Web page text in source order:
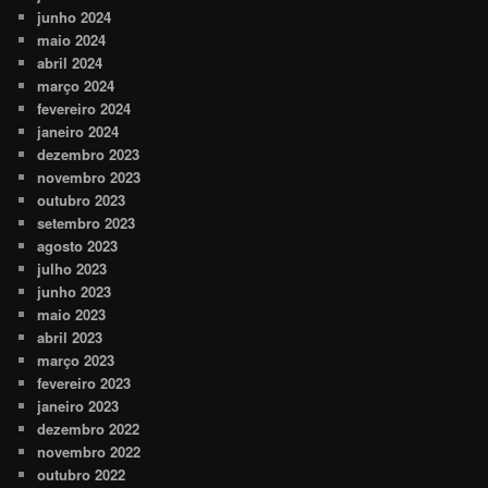
junho 2024
maio 2024
abril 2024
março 2024
fevereiro 2024
janeiro 2024
dezembro 2023
novembro 2023
outubro 2023
setembro 2023
agosto 2023
julho 2023
junho 2023
maio 2023
abril 2023
março 2023
fevereiro 2023
janeiro 2023
dezembro 2022
novembro 2022
outubro 2022